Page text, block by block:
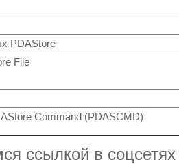
PDAStore
File
Command (PDASCMD)
ссылкой в соцсетях